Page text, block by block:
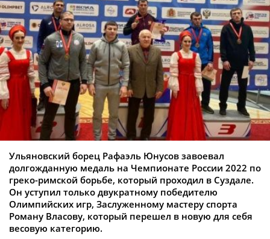
Ульяновский борец Рафаэль Юнусов завоевал
долгожданную медаль на Чемпионате России 2022 по
греко-римской борьбе, который проходил в Суздале.
Он уступил только двукратному победителю
Олимпийских игр, Заслуженному мастеру спорта
Роману Власову, который перешел в новую для себя
весовую категорию.